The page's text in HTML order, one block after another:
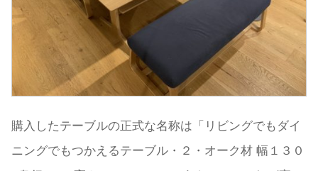
購入したテーブルの正式な名称は「リビングでもダイ
ニングでもつかえるテーブル・２・オーク材 幅１３０